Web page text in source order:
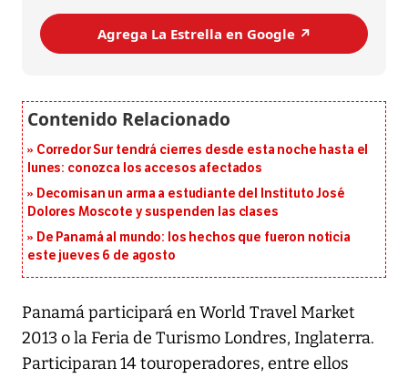
Agrega La Estrella en Google ↗️
Corredor Sur tendrá cierres desde esta noche hasta el
lunes: conozca los accesos afectados
Decomisan un arma a estudiante del Instituto José
Dolores Moscote y suspenden las clases
De Panamá al mundo: los hechos que fueron noticia
este jueves 6 de agosto
Panamá participará en World Travel Market
2013 o la Feria de Turismo Londres, Inglaterra.
Participaran 14 touroperadores, entre ellos